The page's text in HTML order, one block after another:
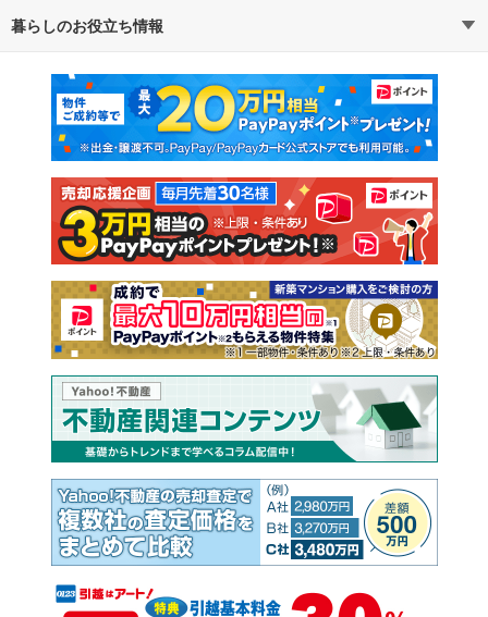
通勤・通学時間から探す
不動産・住宅
新築マンション 中古マンション
新築一戸建て 中古一戸建て
注文住宅 土地
売却査定
暮らしのお役立ち情報
マンションカタログ 教えて！住まいの先生